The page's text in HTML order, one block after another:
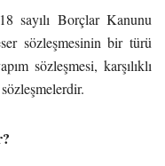
sayılı Borçlar Kanunu
sözleşmesinin bir türü
sözleşmesi, karşılıklı